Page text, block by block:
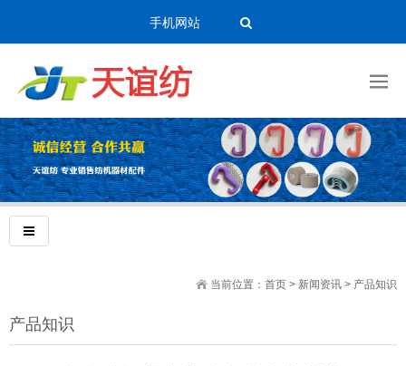
手机网站
当前位置： 首页 > 新闻资讯 > 产品知识
产品知识